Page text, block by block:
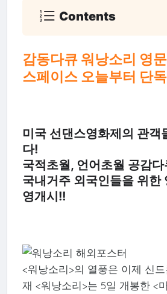
Contents
감동다큐 워낭소리 영
스페이스 오늘부터 단
미국 선댄스영화제의 관객
다!
국적초월, 언어초월 공감
국내거주 외국인들을 위한
영개시!!
<워낭소리>의 열풍은 이제 신
재 <워낭소리>는 5일 개봉한 <